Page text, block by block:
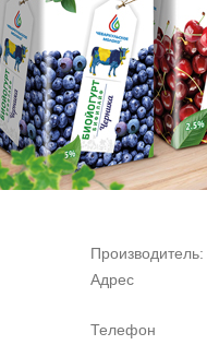
Производитель:
Адрес
Телефон